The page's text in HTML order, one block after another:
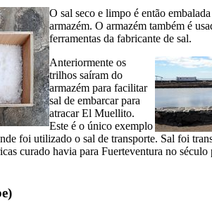
O sal seco e limpo é então
armazém. O armazém também é
ferramentas da fabricante de sal.
Anteriormente os
trilhos saíram do
armazém para facilitar
sal de embarcar para
atracarEl Muellito.
Este é o único exemplo
foi utilizado o sal de transporte. Sal foi
curado havia para Fuerteventura no século
)